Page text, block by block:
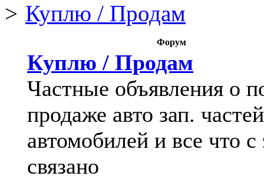
Куплю / Продам
Форум
Куплю / Продам
Частные объявления о
продаже авто зап.
автомобилей и все что с
связано